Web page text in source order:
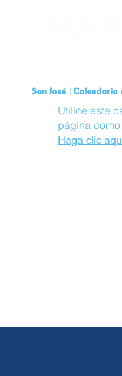
San José | Calendario
Utilice este
página
Haga clic